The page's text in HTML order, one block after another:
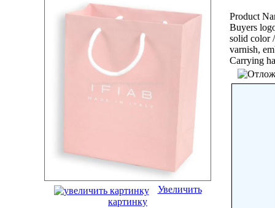
Увеличить
картинку
Product
Buyers
solid color
varnish,
Carrying